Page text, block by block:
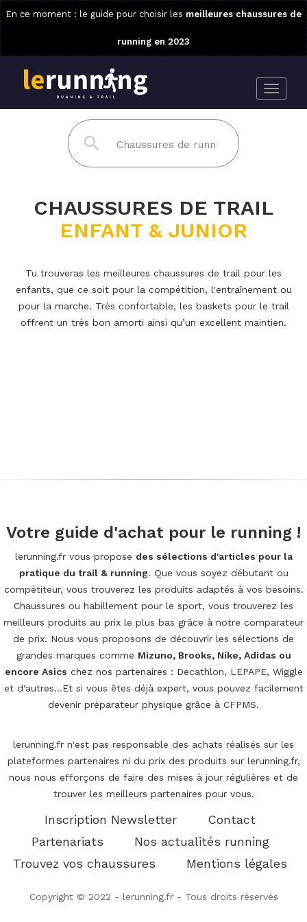
En ce moment : le guide pour choisir les meilleures chaussures de
running en 2023
CHAUSSURES DE TRAIL
ENFANT & JUNIOR
Tu trouveras les meilleures chaussures de trail pour les
enfants, que ce soit pour la compétition, l'entraînement ou
pour la marche. Très confortable, les baskets pour le trail
offrent un très bon amorti ainsi qu’un excellent maintien.
Votre guide d'achat pour le running !
lerunning.fr vous propose des sélections d'articles pour la
pratique du trail & running. Que vous soyez débutant ou
compétiteur, vous trouverez les produits adaptés à vos besoins.
Chaussures ou habillement pour le sport, vous trouverez les
meilleurs produits au prix le plus bas grâce à notre comparateur
de prix. Nous vous proposons de découvrir les sélections de
grandes marques comme Mizuno, Brooks, Nike, Adidas ou
encore Asics chez nos partenaires : Decathlon, LEPAPE, Wiggle
et d'autres...Et si vous êtes déjà expert, vous pouvez facilement
devenir préparateur physique grâce à CFPMS.
lerunning.fr n'est pas responsable des achats réalisés sur les
plateformes partenaires ni du prix des produits sur lerunning.fr,
nous nous efforçons de faire des mises à jour régulières et de
trouver les meilleurs partenaires pour vous.
Inscription Newsletter
Contact
Partenariats
Nos actualités running
Trouvez vos chaussures
Mentions légales
Copyright © 2022 - lerunning.fr - Tous droits réservés